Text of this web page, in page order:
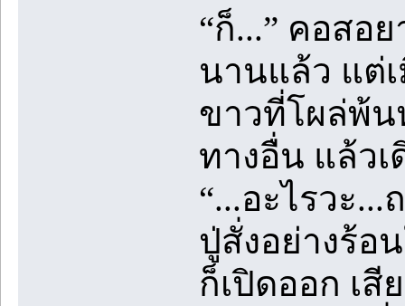
“ก็...” คอสอ
นานแล้ว แต่
ขาวที่โผล่พ้
ทางอื่น แล้ว
“...อะไรวะ
ปู่สั่งอย่างร้อ
ก็เปิดออก เ